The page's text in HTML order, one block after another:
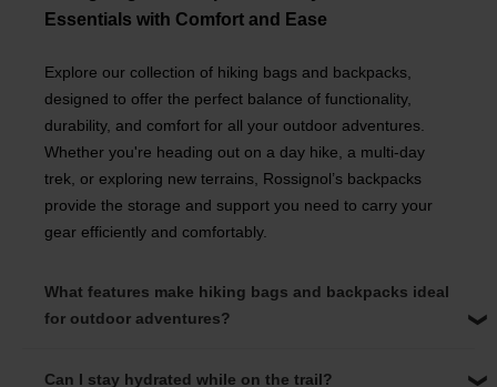
Essentials with Comfort and Ease
Explore our collection of hiking bags and backpacks,
designed to offer the perfect balance of functionality,
durability, and comfort for all your outdoor adventures.
Whether you're heading out on a day hike, a multi-day
trek, or exploring new terrains, Rossignol’s backpacks
provide the storage and support you need to carry your
gear efficiently and comfortably.
What features make hiking bags and backpacks ideal
for outdoor adventures?
Can I stay hydrated while on the trail?